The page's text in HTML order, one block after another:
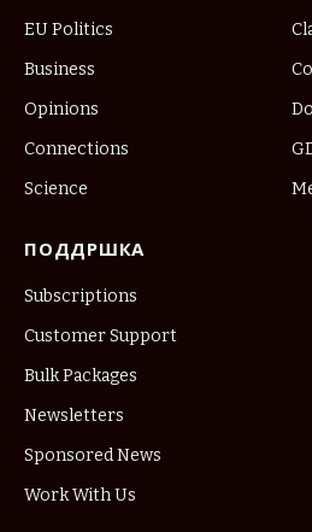
EU Politics
Business
Opinions
Connections
Science
ПОДДРШКА
Subscriptions
Customer Support
Bulk Packages
Newsletters
Sponsored News
Work With Us